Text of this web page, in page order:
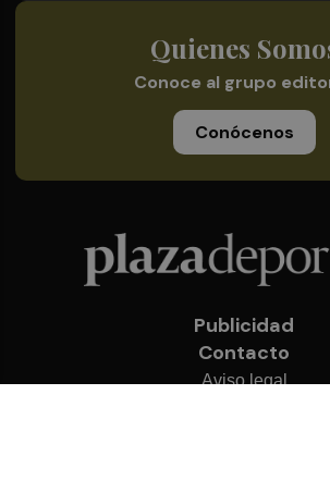
Quienes
Conoce al grupo
Conócenos
Publicidad
Contacto
Aviso legal